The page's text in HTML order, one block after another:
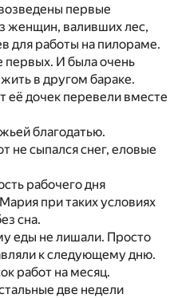
первые
женщин, валивших лес,
для работы на пилораме.
первых. И была очень
в другом бараке.
её дочек перевели вместе
благодатью.
не сыпался снег, еловые
рабочего дня
при таких условиях
сна.
еды не лишали. Просто
к следующему дню.
работ на месяц.
две недели